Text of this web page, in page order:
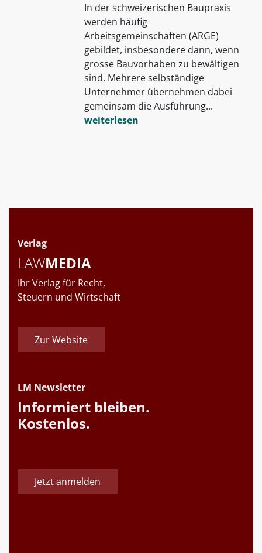
In der schweizerischen Baupraxis
werden häufig
Arbeitsgemeinschaften (ARGE)
gebildet, insbesondere dann, wenn
grosse Bauvorhaben zu bewältigen
sind. Mehrere selbständige
Unternehmer übernehmen dabei
gemeinsam die Ausführung...
weiterlesen
Verlag
LAWMEDIA
Ihr Verlag für Recht,
Steuern und Wirtschaft
Zur Website
LM Newsletter
Informiert bleiben.
Kostenlos.
Jetzt anmelden